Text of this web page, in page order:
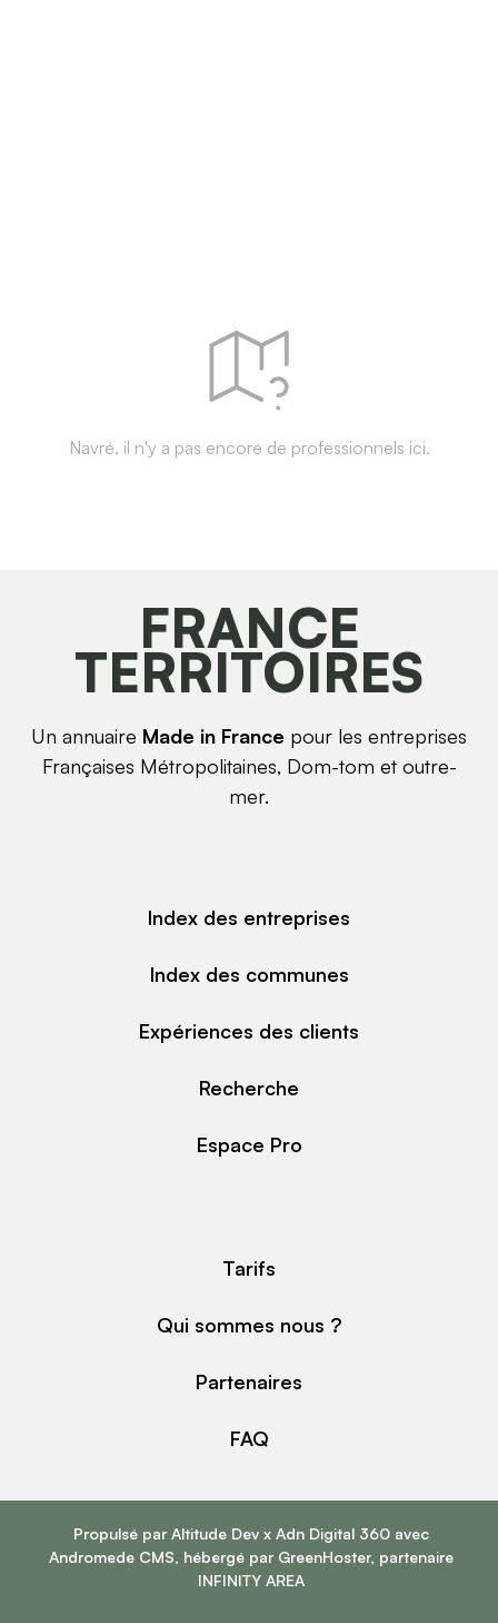
Navré, il n'y a pas encore de professionnels ici.
FRANCE
TERRITOIRES
Un annuaire Made in France pour les entreprises
Françaises Métropolitaines, Dom-tom et outre-
mer.
Index des entreprises
Index des communes
Expériences des clients
Recherche
Espace Pro
Tarifs
Qui sommes nous ?
Partenaires
FAQ
Propulsé par Altitude Devx Adn Digital 360avec
Andromede CMS, hébergé par GreenHoster, partenaire
INFINITY AREA